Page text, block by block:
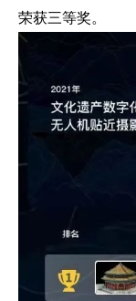
荣获三等奖。